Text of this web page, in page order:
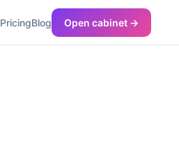
PricingBlog Open cabinet →